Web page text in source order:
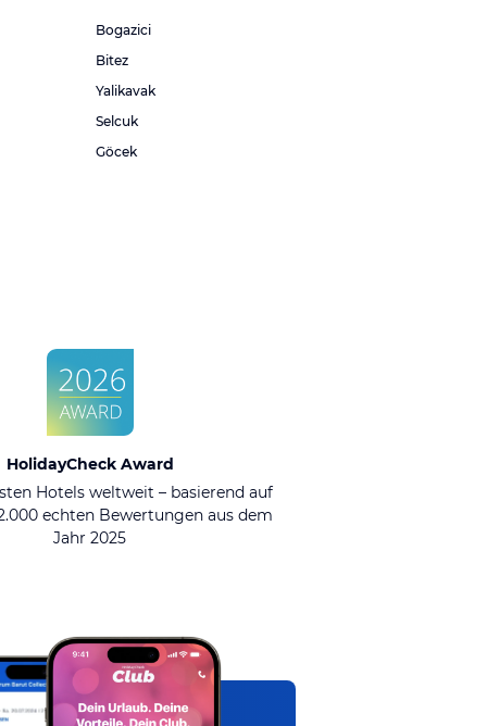
Bogazici
Bitez
Yalikavak
Selcuk
Göcek
HolidayCheck Award
Hotels weltweit – basierend auf
echten Bewertungen aus dem
Jahr 2025